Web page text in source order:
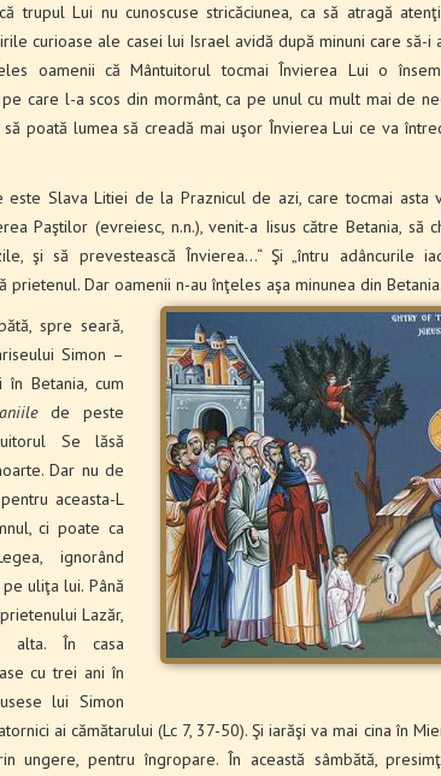
trupul Lui nu cunoscuse stricăciunea, ca să atragă
curioase ale casei lui Israel avidă după minuni care să-
oamenii că Mântuitorul tocmai Învierea Lui o
care l-a scos din mormânt, ca pe unul cu mult mai de
poată lumea să creadă mai uşor Învierea Lui ce va
este Slava Litiei de la Praznicul de azi, care tocmai asta
Paştilor (evreiesc, n.n.), venit-a Iisus către Betania, să
şi să prevestească Învierea…“ Şi „întru adâncurile
prietenul. Dar oamenii n-au înţeles aşa minunea din Betania.
spre seară,
Simon –
Betania, cum
de peste
Se lăsă
Dar nu de
aceasta-L
ci poate ca
ignorând
uliţa lui. Până
Lazăr,
alta. În casa
cu trei ani în
lui Simon
ai cămătarului (Lc 7, 37-50). Şi iarăşi va mai cina în
ungere, pentru îngropare. În această sâmbătă,